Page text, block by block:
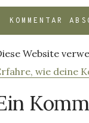
Website
wie deine